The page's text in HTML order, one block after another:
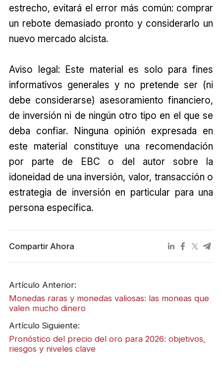
estrecho, evitará el error más común: comprar
un rebote demasiado pronto y considerarlo un
nuevo mercado alcista.
Aviso legal: Este material es solo para fines
informativos generales y no pretende ser (ni
debe considerarse) asesoramiento financiero,
de inversión ni de ningún otro tipo en el que se
deba confiar. Ninguna opinión expresada en
este material constituye una recomendación
por parte de EBC o del autor sobre la
idoneidad de una inversión, valor, transacción o
estrategia de inversión en particular para una
persona específica.
Compartir Ahora
Artículo Anterior:
Monedas raras y monedas valiosas: las moneas que
valen mucho dinero
Artículo Siguiente:
Pronóstico del precio del oro para 2026: objetivos,
riesgos y niveles clave